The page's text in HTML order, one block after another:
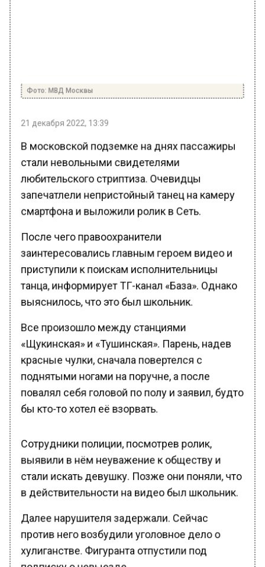
21 декабря 2022, 13:39
В московской подземке на днях пассажиры
стали невольными свидетелями
любительского стриптиза. Очевидцы
запечатлели непристойный танец на камеру
смартфона и выложили ролик в Сеть.
После чего правоохранители
заинтересовались главным героем видео и
приступили к поискам исполнительницы
танца, информирует ТГ-канал «База». Однако
выяснилось, что это был школьник.
Все произошло между станциями
«Щукинская» и «Тушинская». Парень, надев
красные чулки, сначала повертелся с
поднятыми ногами на поручне, а после
повалял себя головой по полу и заявил, будто
бы кто-то хотел её взорвать.
Сотрудники полиции, посмотрев ролик,
выявили в нём неуважение к обществу и
стали искать девушку. Позже они поняли, что
в действительности на видео был школьник.
Далее нарушителя задержали. Сейчас
против него возбудили уголовное дело о
хулиганстве. Фигуранта отпустили под